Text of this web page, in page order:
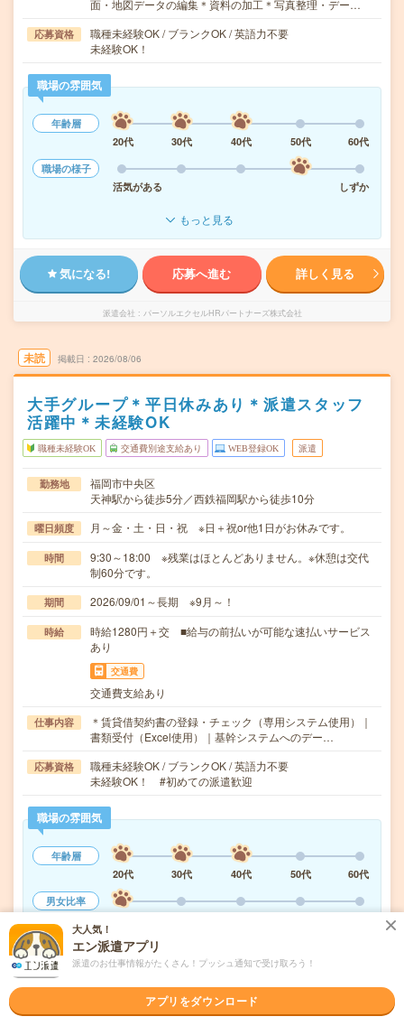
面・地図データの編集＊資料の加工＊写真整理・デー…
応募資格
職種未経験OK / ブランクOK / 英語力不要
未経験OK！
職場の雰囲気
年齢層
20代
30代 40代 50代
60代
職場の様子
活気がある
しずか
もっと見る
気になる! 応募へ進む 詳しく見る
派遣会社 パーソルエクセルHRパートナーズ株式会社
未読 掲載日 2026/08/06
大手グループ＊平日休みあり＊派遣スタッフ
活躍中＊未経験OK
職種未経験OK 交通費別途支給あり WEB登録OK 派遣
勤務地
福岡市中央区
天神駅から徒歩5分／西鉄福岡駅から徒歩10分
曜日頻度 月～金・土・日・祝 ※日＋祝or他1日がお休みです。
時間
9:30～18:00 ※残業はほとんどありません。※休憩は交代
制60分です。
期間 2026/09/01～長期 ※9月～！
時給
時給1280円＋交 ■給与の前払いが可能な速払いサービス
あり
交通費
交通費支給あり
仕事内容
＊賃貸借契約書の登録・チェック（専用システム使用）｜
書類受付（Excel使用）｜基幹システムへのデー…
応募資格
職種未経験OK / ブランクOK / 英語力不要
未経験OK！ #初めての派遣歓迎
職場の雰囲気
年齢層
20代
30代 40代 50代
60代
男女比率
応募へ進む
大人気！
エン派遣アプリ
派遣のお仕事情報がたくさん！プッシュ通知で受け取ろう！
アプリをダウンロード